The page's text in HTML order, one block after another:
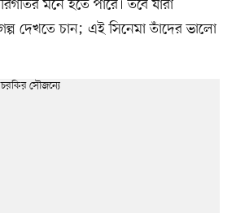
মনে হতে পারে। তবে যাঁরা
দেখতে চান; এই সিনেমা তাঁদের ভালো